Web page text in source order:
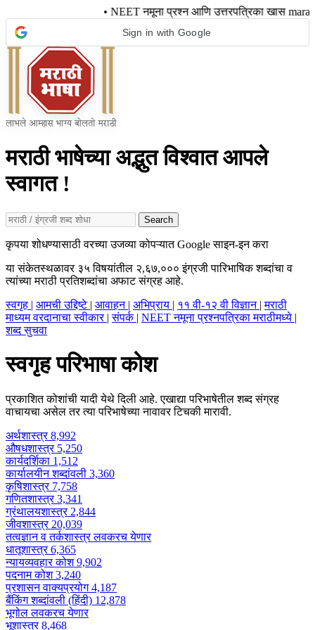
• NEET नमूना प्रश्न आणि उत्तरपत्रिका खास
Sign in with Google
मराठी भाषेच्या अद्भुत विश्वात आपले
स्वागत !
Search
कृपया शोधण्यासाठी वरच्या उजव्या कोपऱ्यात Google साइन-इन करा
या संकेतस्थळावर ३५ विषयांतील २,६७,००० इंग्रजी पारिभाषिक शब्दांचा व
त्यांच्या मराठी प्रतिशब्दांचा अफाट संग्रह आहे.
स्वगृह | आमची उद्दिष्टे | आवाहन | अभिप्राय | ११ वी-१२ वी विज्ञान | मराठी
माध्यम वरदानाचा स्वीकार | संपर्क | NEET नमूना प्रश्नपत्रिका मराठीमध्ये |
शब्द सुचवा
स्वगृह परिभाषा कोश
प्रकाशित कोशांची यादी येथे दिली आहे. एखाद्या परिभाषेतील शब्द संग्रह
वाचायचा असेल तर त्या परिभाषेच्या नावावर टिचकी मारावी.
अर्थशास्त्र8,992
औषधशास्त्र 5,250
कार्यदर्शिका 1,512
कार्यालयीन शब्दांवली 3,360
कृषिशास्त्र 7,758
गणितशास्त्र3,341
ग्रंथालयशास्त्र 2,844
जीवशास्त्र 20,039
तत्वज्ञान व तर्कशास्त्रलवकरच येणार
धातूशास्त्र6,365
न्यायव्यवहार कोश9,902
पदनाम कोश3,240
प्रशासन वाक्यप्रयोग4,187
बैंकिंग शब्दांवली (हिंदी) 12,878
भूगोललवकरच येणार
भूशास्त्र8,468